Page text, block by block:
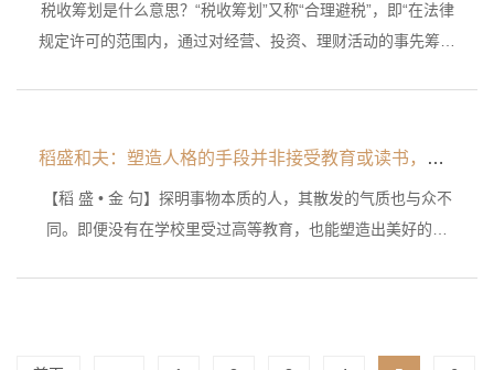
税收筹划是什么意思？“税收筹划”又称“合理避税”，即“在法律
规定许可的范围内，通过对经营、投资、理财活动的事先筹划
稻盛和夫：塑造人格的手段并非接受教育或读书，而是埋头努力工作
【稻 盛 • 金 句】探明事物本质的人，其散发的气质也与众不
同。即便没有在学校里受过高等教育，也能塑造出美好的人